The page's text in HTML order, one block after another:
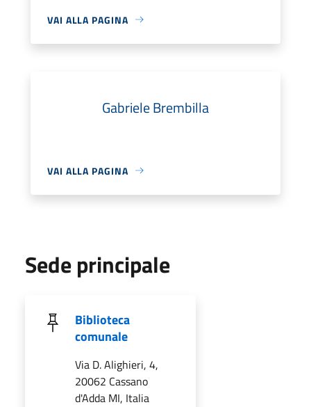
VAI ALLA PAGINA
Gabriele Brembilla
VAI ALLA PAGINA
Sede principale
Biblioteca
comunale
Via D. Alighieri, 4,
20062 Cassano
d'Adda MI, Italia